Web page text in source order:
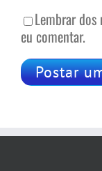
Lembrar
eu comentar.